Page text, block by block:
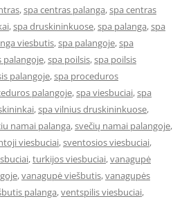
,spa centras palanga,spa centras
,spa druskininkuose,spa palanga,spa
viesbutis,spa palangoje,spa
palangoje,spa poilsis,spa poilsis
palangoje,spa proceduros
palangoje,spa viesbuciai,spa
,spa vilnius druskininkuose,
namai palanga,svečių namai palangoje,
viesbuciai,sventosios viesbuciai,
,turkijos viesbuciai,vanagupė
,vanagupė viešbutis,vanagupės
palanga,ventspilis viesbuciai,